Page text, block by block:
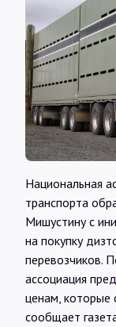
Национальная
транспорта
Мишустину с
на покупку
перевозчиков.
ассоциация
ценам, которые
сообщает